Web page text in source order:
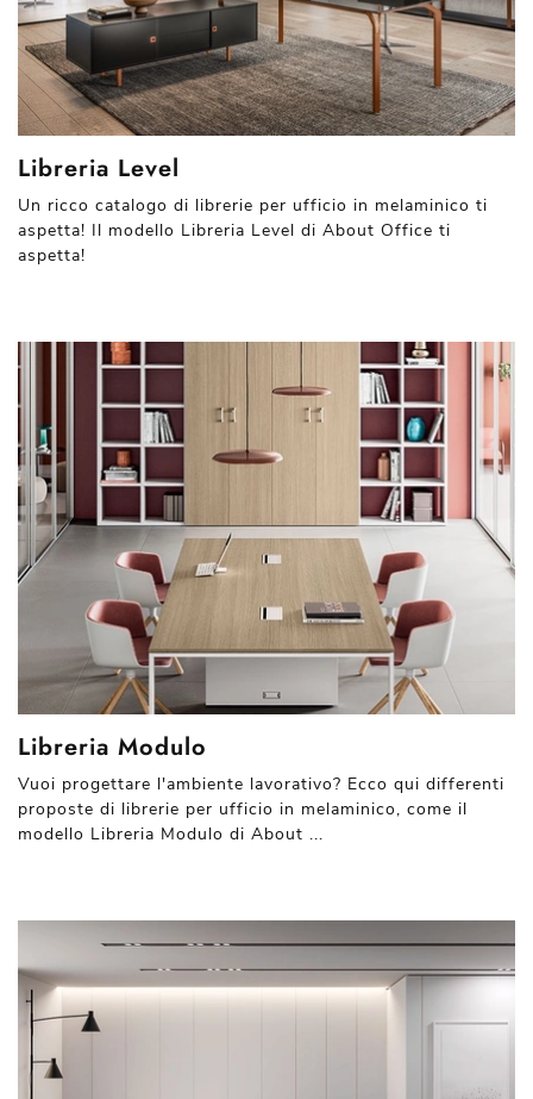
Libreria Level
Un ricco catalogo di librerie per ufficio in melaminico ti
aspetta! Il modello Libreria Level di About Office ti
aspetta!
Libreria Modulo
Vuoi progettare l'ambiente lavorativo? Ecco qui differenti
proposte di librerie per ufficio in melaminico, come il
modello Libreria Modulo di About ...